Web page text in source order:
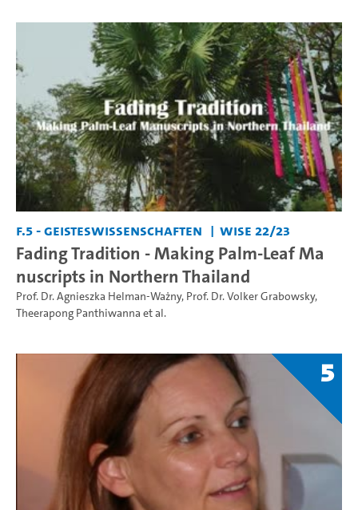
F.5 - Geisteswissenschaften WiSe 22/23
Fading Tradition - Making Palm-Leaf Ma
nuscripts in Northern Thailand
Prof. Dr. Agnieszka Helman-Ważny, Prof. Dr. Volker Grabowsky,
Theerapong Panthiwanna et al.
5